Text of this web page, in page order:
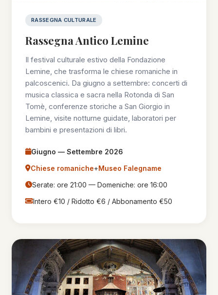
RASSEGNA CULTURALE
Rassegna Antico Lemine
Il festival culturale estivo della Fondazione
Lemine, che trasforma le chiese romaniche in
palcoscenici. Da giugno a settembre: concerti di
musica classica e sacra nella Rotonda di San
Tomè, conferenze storiche a San Giorgio in
Lemine, visite notturne guidate, laboratori per
bambini e presentazioni di libri.
Giugno — Settembre 2026
Chiese romaniche+Museo Falegname
Serate: ore 21:00 — Domeniche: ore 16:00
Intero €10 / Ridotto €6 / Abbonamento €50